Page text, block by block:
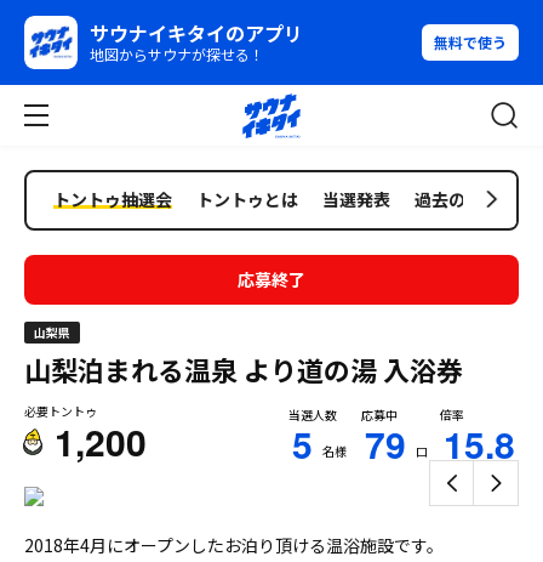
サウナイキタイのアプリ
地図からサウナが探せる！
無料で使う
トントゥ抽選会 トントゥとは 当選発表 過去の抽選会
応募終了
山梨県
山梨泊まれる温泉 より道の湯 入浴券
必要トントゥ
1,200
当選人数
5 名様
応募中
79 口
倍率
15.8
2018年4月にオープンしたお泊り頂ける温浴施設です。